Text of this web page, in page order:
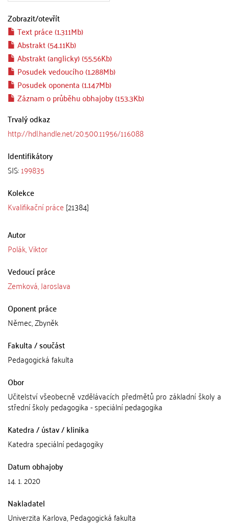
Zobrazit/otevřít
Text práce (1.311Mb)
Abstrakt (54.11Kb)
Abstrakt (anglicky) (55.56Kb)
Posudek vedoucího (1.288Mb)
Posudek oponenta (1.147Mb)
Záznam o průběhu obhajoby (153.3Kb)
Trvalý odkaz
http://hdl.handle.net/20.500.11956/116088
Identifikátory
SIS:199835
Kolekce
Kvalifikační práce [21384]
Autor
Polák, Viktor
Vedoucí práce
Zemková, Jaroslava
Oponent práce
Němec, Zbyněk
Fakulta / součást
Pedagogická fakulta
Obor
Učitelství všeobecně vzdělávacích předmětů pro základní školy a
střední školy pedagogika - speciální pedagogika
Katedra / ústav / klinika
Katedra speciální pedagogiky
Datum obhajoby
14. 1. 2020
Nakladatel
Univerzita Karlova, Pedagogická fakulta